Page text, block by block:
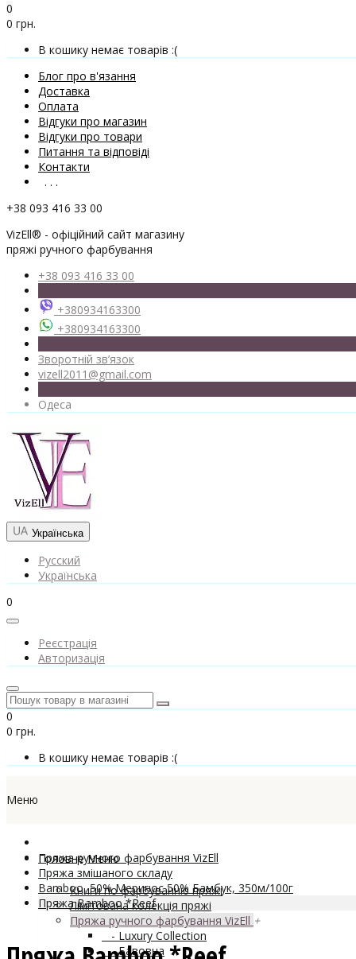
0
0 грн.
В кошику немає товарів :(
Блог про в'язання
Доставка
Оплата
Відгуки про магазин
Відгуки про товари
Питання та відповіді
Контакти
. . .
+38 093 416 33 00
VizEll® - офіційний сайт магазину
пряжі ручного фарбування
+38 093 416 33 00
+380934163300
+380934163300
Зворотній зв’язок
vizell2011@gmail.com
Одеса
Українська
Русский
Українська
0
Реєстрація
Авторизація
0
0 грн.
В кошику немає товарів :(
Меню
Головне Меню
Книги по фарбуванню пряжі
Лімітована колекція пряжі
Пряжа ручного фарбування VizEll +
- Luxury Collection
- Бавовна
Пряжа ручного фарбування VizEll
Пряжа змішаного складу
Bamboo, 50% Меринос 50% Бамбук, 350м/100г
Пряжа Bamboo *Reef